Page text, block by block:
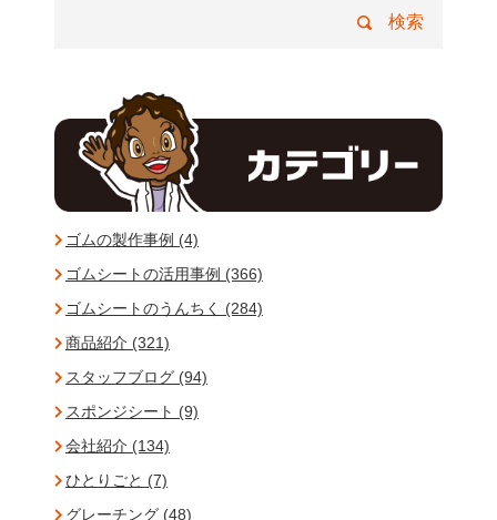
ゴムの製作事例 (4)
ゴムシートの活用事例 (366)
ゴムシートのうんちく (284)
商品紹介 (321)
スタッフブログ (94)
スポンジシート (9)
会社紹介 (134)
ひとりごと (7)
グレーチング (48)